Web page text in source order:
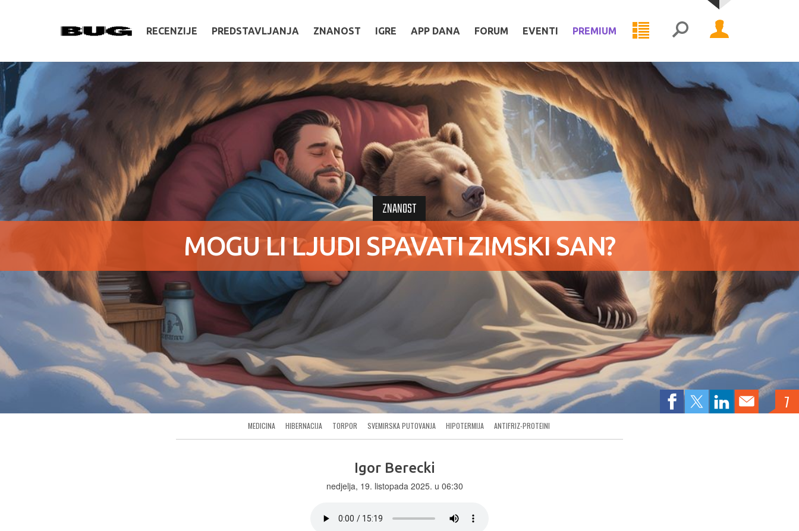
RECENZIJE PREDSTAVLJANJA ZNANOST IGRE APP DANA FORUM EVENTI PREMIUM
ZNANOST
MOGU LI LJUDI SPAVATI ZIMSKI SAN?
7
MEDICINA HIBERNACIJA TORPOR SVEMIRSKA PUTOVANJA HIPOTERMIJA ANTIFRIZ-PROTEINI
Igor Berecki
nedjelja, 19. listopada 2025. u 06:30